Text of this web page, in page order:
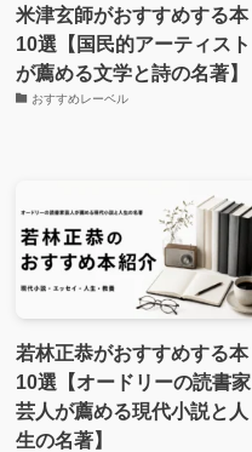
米津玄師がおすすめする本
10選【国民的アーティスト
が薦める文学と詩の名著】
おすすめレーベル
若林正恭がおすすめする本
10選【オードリーの読書家
芸人が薦める現代小説と人
生の名著】